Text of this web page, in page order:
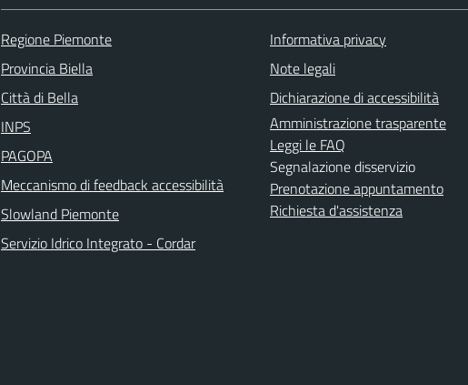
Regione Piemonte
Provincia Biella
Città di Bella
INPS
PAGOPA
Meccanismo di feedback accessibilità
Slowland Piemonte
Servizio Idrico Integrato - Cordar
Informativa privacy
Note legali
Dichiarazione di accessibilità
Amministrazione trasparente
Leggi le FAQ
Segnalazione disservizio
Prenotazione appuntamento
Richiesta d'assistenza